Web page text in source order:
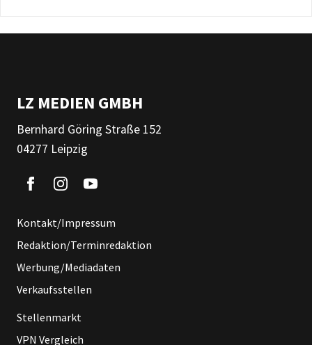
LZ MEDIEN GMBH
Bernhard Göring Straße 152
04277 Leipzig
Kontakt/Impressum
Redaktion/Terminredaktion
Werbung/Mediadaten
Verkaufsstellen
Stellenmarkt
VPN Vergleich